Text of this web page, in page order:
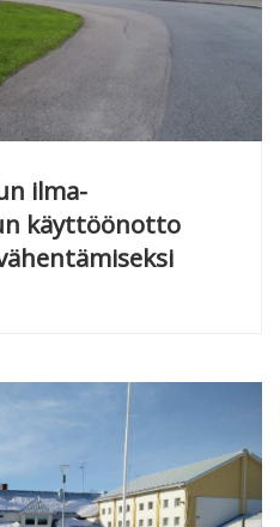
ilma-
käyttöönotto